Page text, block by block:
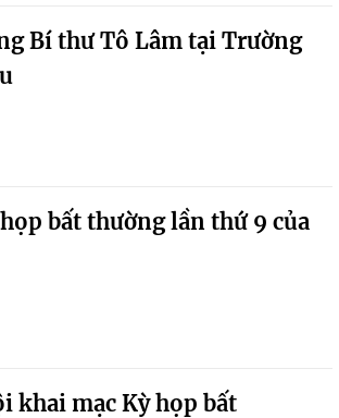
Bí thư Tô Lâm tại Trường
bất thường lần thứ 9 của
khai mạc Kỳ họp bất